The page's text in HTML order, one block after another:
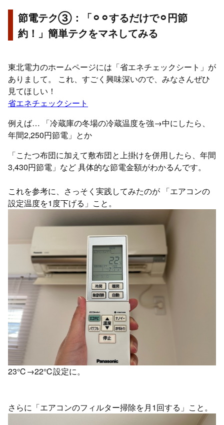
節電テク③：「⚪︎⚪︎するだけで⚪︎円節
約！」簡単テクをマネしてみる
東北電力のホームページには「省エネチェックシート」が
ありまして。 これ、すごく興味深いので、みなさんぜひ
見てほしい！
省エネチェックシート
例えば… 「冷蔵庫の冬場の冷蔵温度を強→中にしたら、
年間2,250円節電」とか
「こたつ布団に加えて敷布団と上掛けを併用したら、年間
3,430円節電」など 具体的な節電金額がわかるんです。
これを参考に、さっそく実践してみたのが 「エアコンの
設定温度を1度下げる」こと。
23℃→22℃設定に。
さらに「エアコンのフィルター掃除を月1回する」こと。